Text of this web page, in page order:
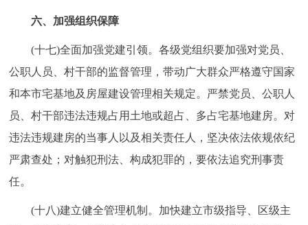
六、加强组织保障
(十七)全面加强党建引领。各级党组织要加强对党员、
公职人员、村干部的监督管理，带动广大群众严格遵守国家
和本市宅基地及房屋建设管理相关规定。严禁党员、公职人
员、村干部违法违规占用土地或超占、多占宅基地建房。对
违法违规建房的当事人以及相关责任人，坚决依法依规依纪
严肃查处；对触犯刑法、构成犯罪的，要依法追究刑事责
任。
(十八)建立健全管理机制。加快建立市级指导、区级主